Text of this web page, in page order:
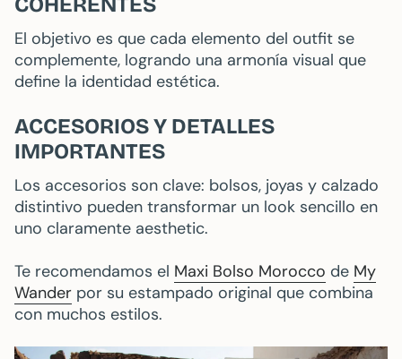
El objetivo es que cada elemento del outfit se
complemente, logrando una armonía visual que
define la identidad estética.
ACCESORIOS Y DETALLES
IMPORTANTES
Los accesorios son clave: bolsos, joyas y calzado
distintivo pueden transformar un look sencillo en
uno claramente aesthetic.
Te recomendamos el Maxi Bolso Morocco de My
Wander por su estampado original que combina
con muchos estilos.